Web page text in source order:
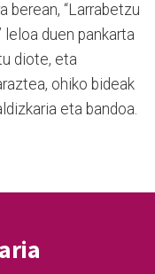
berean, “Larrabetzu
duen pankarta
diote, eta
ohiko bideak
eta bandoa.